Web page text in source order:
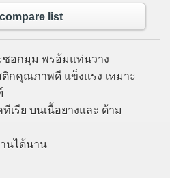
list
อกมุม พรอ้มแท่นวาง
กคุณภาพดี แข็งแรง เหมาะ
เรีย บนเนื้อยางและ ด้าม
นได้นาน